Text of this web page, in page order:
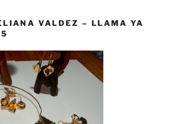
VALDEZ – LLAMA YA